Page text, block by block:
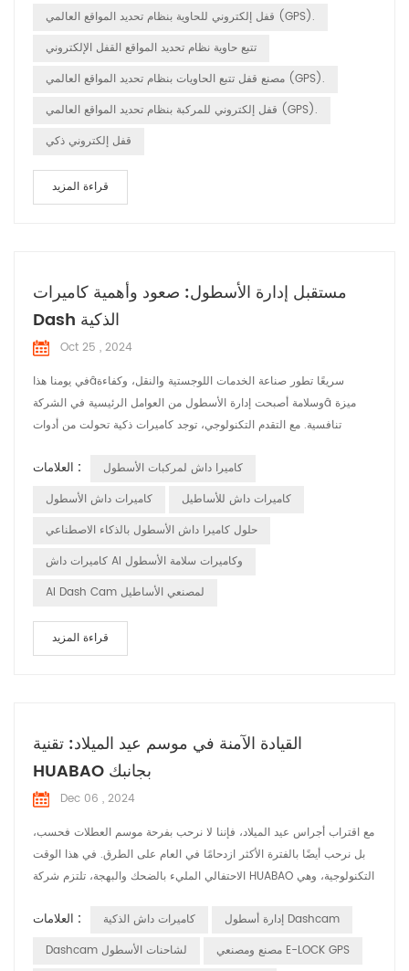
نقل البضائع في الوقت الحقيقي، وتحقيق تحديد المواقع بدق...
قفل إلكتروني للحاوية بنظام تحديد المواقع العالمي (GPS).
تتبع حاوية نظام تحديد المواقع القفل الإلكتروني
مصنع قفل تتبع الحاويات بنظام تحديد المواقع العالمي (GPS).
قفل إلكتروني للمركبة بنظام تحديد المواقع العالمي (GPS).
قفل إلكتروني ذكي
قراءة المزيد
مستقبل إدارة الأسطول: صعود وأهمية كاميرات
Dash الذكية
Oct 25 , 2024
في يومنا هذاâسريعًا تطور صناعة الخدمات اللوجستية والنقل، وكفاءة
وسلامة أصبحت إدارة الأسطول من العوامل الرئيسية في الشركةâ ميزة
تنافسية. مع التقدم التكنولوجي، توجد كاميرات ذكية تحولت من أدوات
الأسطول. هذه المقالة سوف تستكشف الاتجاهات و أهمية كاميرات القيادة
الذكية في إدارة الأسطول وكيف يمكن أن تساعد تعمل الشركات على تعزيز
العلامات :
كاميرا داش لمركبات الأسطول
كاميرات داش الأسطول
كاميرات داش للأساطيل
حلول كاميرا داش الأسطول بالذكاء الاصطناعي
كاميرات داش AI وكاميرات سلامة الأسطول
AI Dash Cam لمصنعي الأساطيل
قراءة المزيد
القيادة الآمنة في موسم عيد الميلاد: تقنية
HUABAO بجانبك
Dec 06 , 2024
مع اقتراب أجراس عيد الميلاد، فإننا لا نرحب بفرحة موسم العطلات فحسب،
بل نرحب أيضًا بالفترة الأكثر ازدحامًا في العام على الطرق. في هذا الوقت
الاحتفالي المليء بالضحك والبهجة، تلتزم شركة HUABAO التكنولوجية، وهي
العالمي (GPS)، بضمان سلامة ومتعة كل رحلة للسائق من خلال تقنيتنا
العلامات : كاميرات داش الذكية
إدارة أسطول Dashcam
Dashcam لشاحنات الأسطول
مصنع ومصنعي E-LOCK GPS